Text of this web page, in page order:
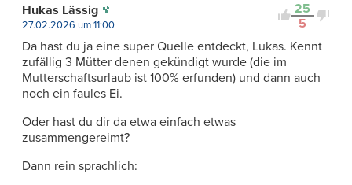
25
5
Hukas Lässig
27.02.2026 um 11:00
Da hast du ja eine super Quelle entdeckt, Lukas. Kennt
zufällig 3 Mütter denen gekündigt wurde (die im
Mutterschaftsurlaub ist 100% erfunden) und dann auch
noch ein faules Ei.
Oder hast du dir da etwa einfach etwas
zusammengereimt?
Dann rein sprachlich: